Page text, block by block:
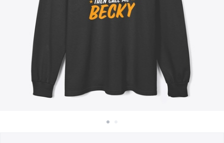
Classic Crew Neck T-Shirt
US$ 40,99
US$ 21,99